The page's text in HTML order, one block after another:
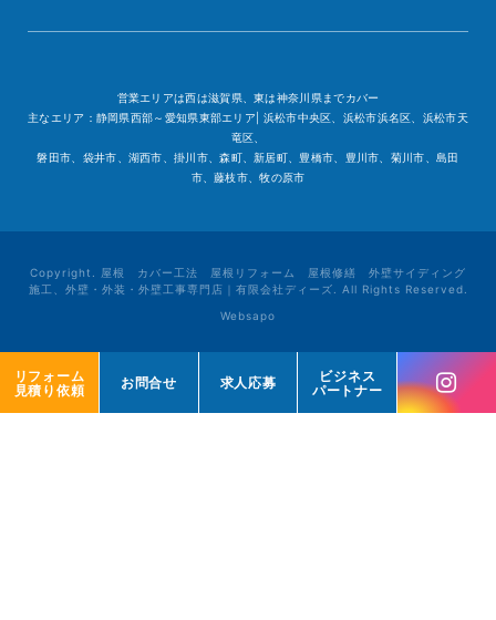
リフォーム
見積り依頼
お問合せ 求人応募
ビジネス
パートナー
リフォーム
見積り依頼
お問合せ 求人応募
ビジネス
パートナー
営業エリアは西は滋賀県、東は神奈川県までカバー
主なエリア：静岡県西部～愛知県東部エリア| 浜松市中央区、浜松市浜名区、浜松市天
竜区、
磐田市、袋井市、湖西市、掛川市、森町、新居町、豊橋市、豊川市、菊川市、島田
市、藤枝市、牧の原市
Copyright. 屋根 カバー工法 屋根リフォーム 屋根修繕 外壁サイディング
施工、外壁・外装・外壁工事専門店｜有限会社ディーズ. All Rights Reserved.
Websapo